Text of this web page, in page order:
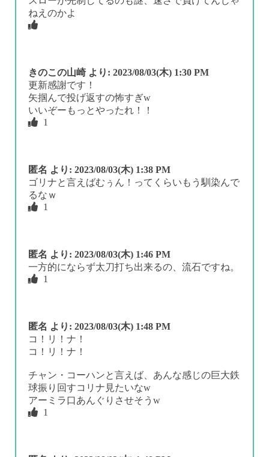
ねえのかよ
きのこの山崎 より: 2023/08/03(木) 1:30 PM
更新感謝です！
矢掴んで投げ返すの怖すぎw
いいぞーもっとやったれ！！
1
匿名 より: 2023/08/03(木) 1:38 PM
ゴリナと言えばむぅん！ってくらいもう馴染んで
るなｗ
1
匿名 より: 2023/08/03(木) 1:46 PM
一方的にならず太刀打ち出来るの、流石ですね。
1
匿名 より: 2023/08/03(木) 1:48 PM
コ！リ！ナ！
コ！リ！ナ！
チャン・コーハンと言えば、あんな感じの巨大鉄
球振り回すコリナ見たいなw
アーミラ口あんぐりさせそうw
1